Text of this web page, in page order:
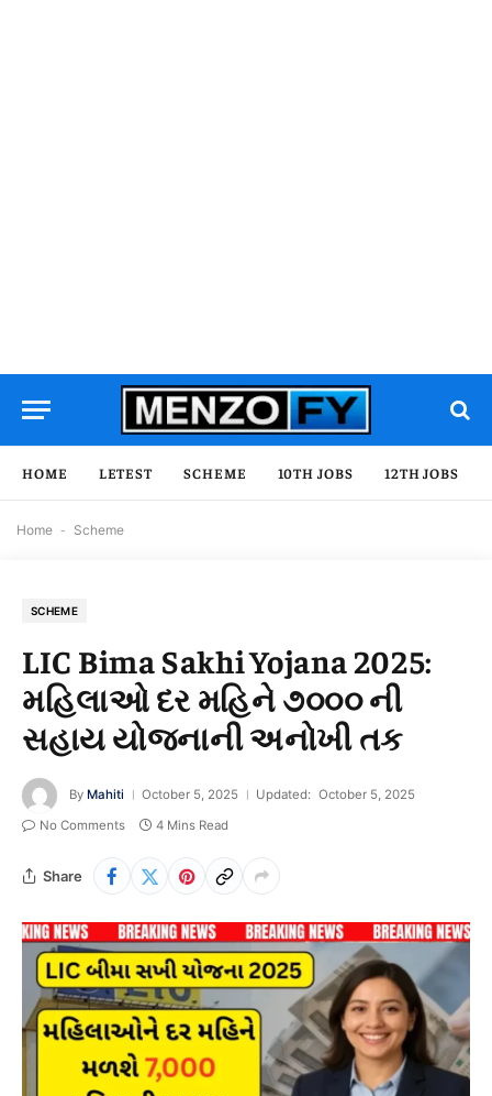
HOME LETEST SCHEME 10TH JOBS 12TH JOBS
Home - Scheme
SCHEME
LIC Bima Sakhi Yojana 2025:
મહિલાઓ દર મહિને ૭૦૦૦ ની
સહાય યોજનાની અનોખી તક
By Mahiti October 5, 2025 Updated: October 5, 2025
No Comments
4 Mins Read
Share